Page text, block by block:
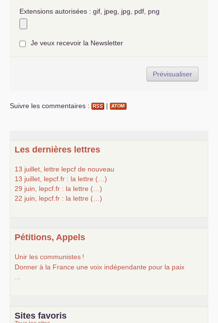
Extensions autorisées : gif, jpeg, jpg, pdf, png
Je veux recevoir la Newsletter
Suivre les commentaires : |
Les dernières lettres
13 juillet, lettre lepcf de nouveau
13 juillet, lepcf.fr : la lettre (…)
29 juin, lepcf.fr : la lettre (…)
22 juin, lepcf.fr : la lettre (…)
Pétitions, Appels
Unir les communistes !
Donner à la France une voix indépendante pour la paix
Sites favoris